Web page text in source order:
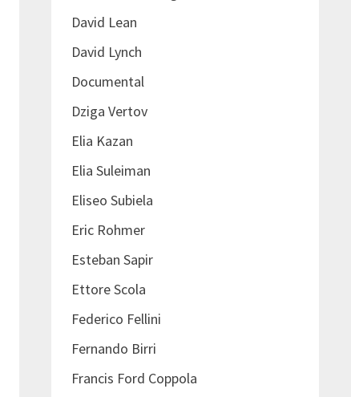
David Lean
David Lynch
Documental
Dziga Vertov
Elia Kazan
Elia Suleiman
Eliseo Subiela
Eric Rohmer
Esteban Sapir
Ettore Scola
Federico Fellini
Fernando Birri
Francis Ford Coppola